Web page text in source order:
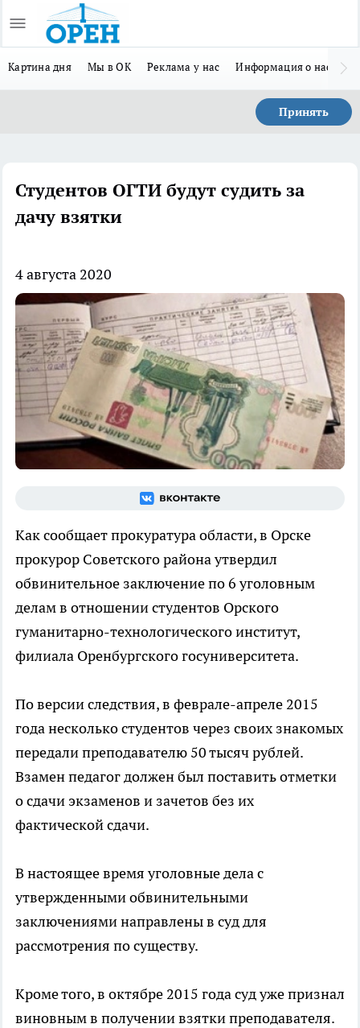
Картина дня Мы в ОК Реклама у нас Информация о нас
Принять
Студентов ОГТИ будут судить за
дачу взятки
4 августа 2020
Как сообщает прокуратура области, в Орске
прокурор Советского района утвердил
обвинительное заключение по 6 уголовным
делам в отношении студентов Орского
гуманитарно-технологического институт,
филиала Оренбургского госуниверситета.
По версии следствия, в феврале-апреле 2015
года несколько студентов через своих знакомых
передали преподавателю 50 тысяч рублей.
Взамен педагог должен был поставить отметки
о сдачи экзаменов и зачетов без их
фактической сдачи.
В настоящее время уголовные дела с
утвержденными обвинительными
заключениями направлены в суд для
рассмотрения по существу.
Кроме того, в октябре 2015 года суд уже признал
виновным в получении взятки преподавателя.